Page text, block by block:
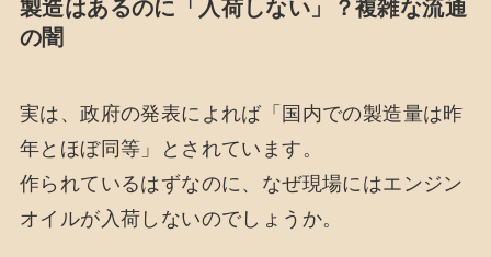
製造はあるのに「入荷しない」？複雑な流通
の闇
実は、政府の発表によれば「国内での製造量は昨
年とほぼ同等」とされています。
作られているはずなのに、なぜ現場にはエンジン
オイルが入荷しないのでしょうか。